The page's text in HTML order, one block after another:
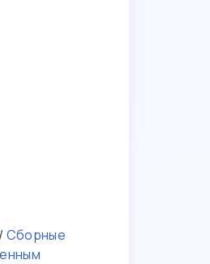
/ Сборные